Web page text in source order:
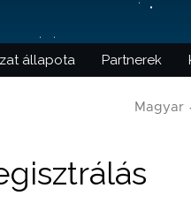
állapota Partnerek
Magyar